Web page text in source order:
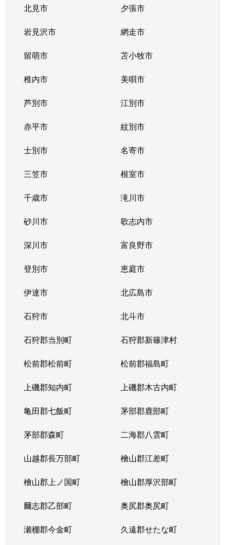
北見市 夕張市
岩見沢市 網走市
留萌市 苫小牧市
稚内市 美唄市
芦別市 江別市
赤平市 紋別市
士別市 名寄市
三笠市 根室市
千歳市 滝川市
砂川市 歌志内市
深川市 富良野市
登別市 恵庭市
伊達市 北広島市
石狩市 北斗市
石狩郡当別町 石狩郡新篠津村
松前郡松前町 松前郡福島町
上磯郡知内町 上磯郡木古内町
亀田郡七飯町 茅部郡鹿部町
茅部郡森町 二海郡八雲町
山越郡長万部町 檜山郡江差町
檜山郡上ノ国町 檜山郡厚沢部町
爾志郡乙部町 奥尻郡奥尻町
瀬棚郡今金町 久遠郡せたな町